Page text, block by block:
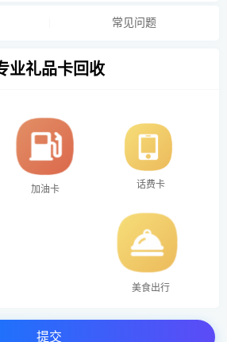
常见问题
提交
业礼品卡回收
加油卡 话费卡
美食出行